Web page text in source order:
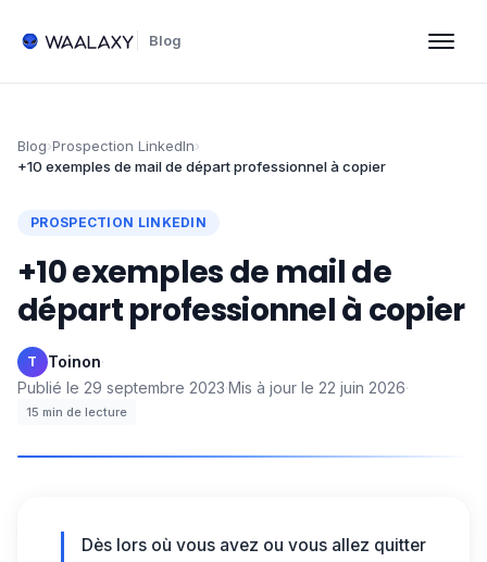
Blog
Blog›Prospection LinkedIn›
+10 exemples de mail de départ professionnel à copier
PROSPECTION LINKEDIN
+10 exemples de mail de
départ professionnel à copier
T Toinon·
Publié le 29 septembre 2023·Mis à jour le 22 juin 2026·
15 min de lecture
Dès lors où vous avez ou vous allez quitter